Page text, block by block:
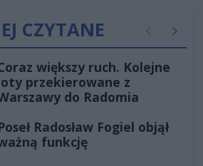
CZYTANE Poprzednie
większy ruch. Kolejne
przekierowane z
do Radomia
Radosław Fogiel objął
funkcję